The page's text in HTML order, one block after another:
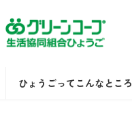
ひょうごってこんなところ